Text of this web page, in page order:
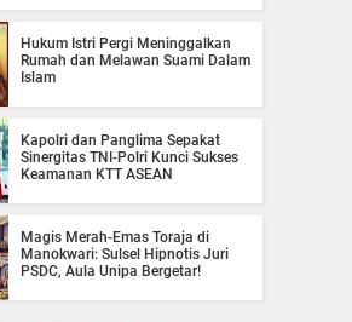
Hukum Istri Pergi Meninggalkan
Rumah dan Melawan Suami Dalam
Islam
Kapolri dan Panglima Sepakat
Sinergitas TNI-Polri Kunci Sukses
Keamanan KTT ASEAN
Magis Merah-Emas Toraja di
Manokwari: Sulsel Hipnotis Juri
PSDC, Aula Unipa Bergetar!